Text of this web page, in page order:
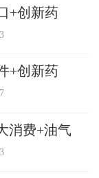
+创新药
+创新药
消费+油气